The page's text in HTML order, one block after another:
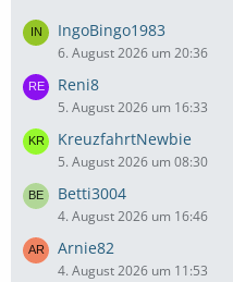
IngoBingo1983
6. August 2026 um 20:36
Reni8
5. August 2026 um 16:33
KreuzfahrtNewbie
5. August 2026 um 08:30
Betti3004
4. August 2026 um 16:46
Arnie82
4. August 2026 um 11:53